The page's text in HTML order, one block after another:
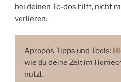
bei deinen To-dos hilft, nicht
verlieren.
Apropos Tipps und Tools:
wie du deine Zeit im
nutzt.